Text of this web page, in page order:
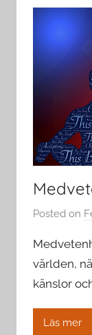
Posted on
världen,
känslor
Läs mer